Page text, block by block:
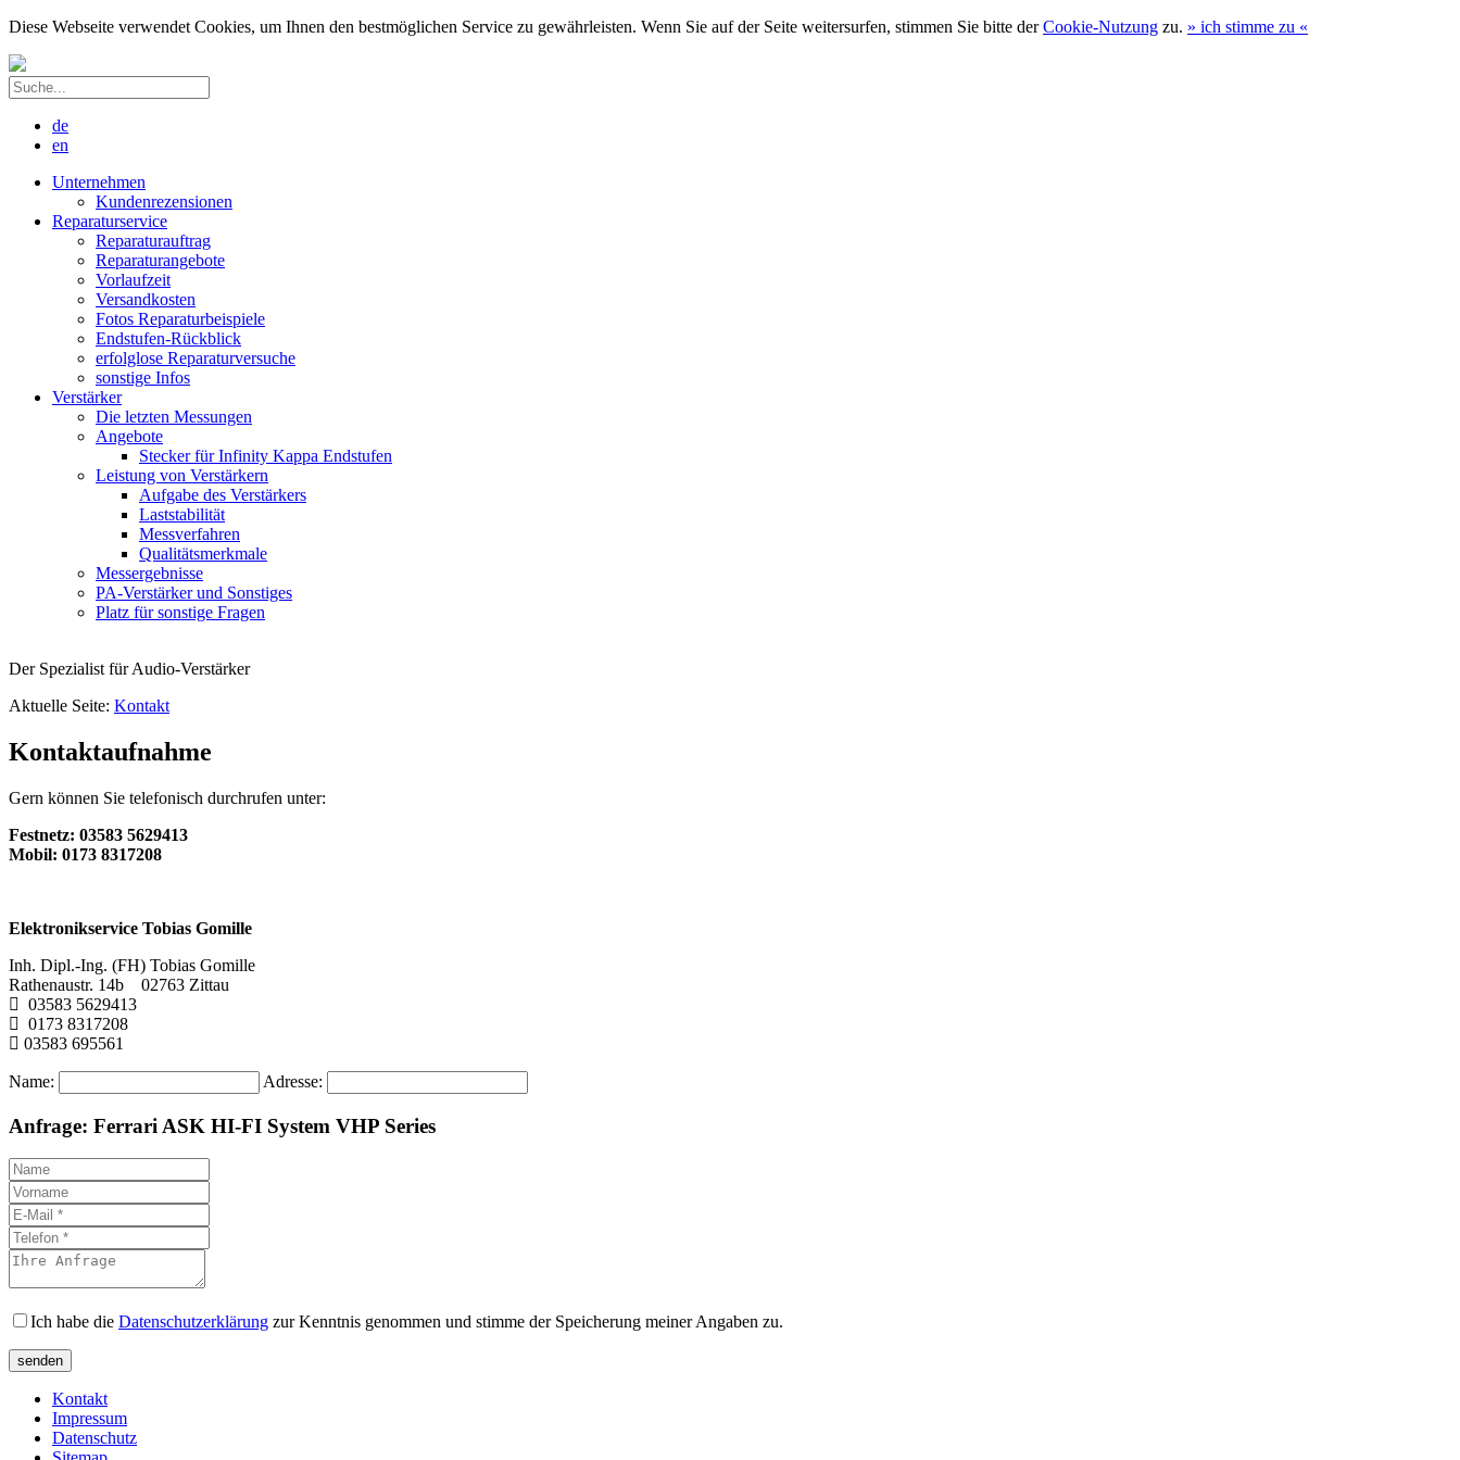
Diese Webseite verwendet Cookies, um Ihnen den bestmöglichen Service zu gewährleisten. Wenn Sie auf der Seite weitersurfen, stimmen Sie bitte derCookie-Nutzung zu. » ich stimme zu «
de
en
Unternehmen
Kundenrezensionen
Reparaturservice
Reparaturauftrag
Reparaturangebote
Vorlaufzeit
Versandkosten
Fotos Reparaturbeispiele
Endstufen-Rückblick
erfolglose Reparaturversuche
sonstige Infos
Verstärker
Die letzten Messungen
Angebote
Stecker für Infinity Kappa Endstufen
Leistung von Verstärkern
Aufgabe des Verstärkers
Laststabilität
Messverfahren
Qualitätsmerkmale
Messergebnisse
PA-Verstärker und Sonstiges
Platz für sonstige Fragen
Der Spezialist für Audio-Verstärker
Aktuelle Seite: Kontakt
Kontaktaufnahme
Gern können Sie telefonisch durchrufen unter:
Festnetz: 03583 5629413
Mobil: 0173 8317208
Elektronikservice Tobias Gomille
Inh. Dipl.-Ing. (FH) Tobias Gomille
Rathenaustr. 14b 02763 Zittau
03583 5629413
0173 8317208
03583 695561
Name: Adresse:
Anfrage: Ferrari ASK HI-FI System VHP Series
Ich habe die Datenschutzerklärung zur Kenntnis genommen und stimme der Speicherung meiner Angaben zu.
Kontakt
Impressum
Datenschutz